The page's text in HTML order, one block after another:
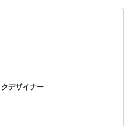
デザイナー